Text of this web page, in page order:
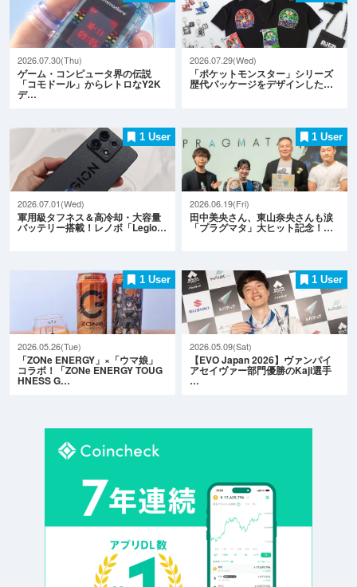
2026.07.30(Thu)
ゲーム・コンピュータ界の伝説
「コモドール」からレトロなY2K
デ…
2026.07.29(Wed)
「ポケットモンスター」シリーズ
歴代パッケージをデザインした…
1 User
2026.07.01(Wed)
軍用級タフネス＆高冷却・大容量
バッテリー搭載！レノボ「Legio…
1 User
2026.06.19(Fri)
田中美央さん、東山奈央さんも涙
「プラグマタ」大ヒット記念！…
1 User
2026.05.26(Tue)
「ZONe ENERGY」×「ウマ娘」
コラボ！「ZONe ENERGY TOUG
HNESS G…
1 User
2026.05.09(Sat)
【EVO Japan 2026】ヴァンパイ
アセイヴァー部門優勝のKaji選手
…